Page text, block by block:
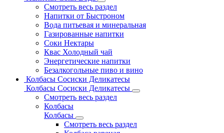
Смотреть весь раздел
Напитки от Быстроном
Вода питьевая и минеральная
Газированные напитки
Соки Нектары
Квас Холодный чай
Энергетические напитки
Безалкогольные пиво и вино
Колбасы Сосиски Деликатесы
Колбасы Сосиски Деликатесы
Смотреть весь раздел
Колбасы
Колбасы
Смотреть весь раздел